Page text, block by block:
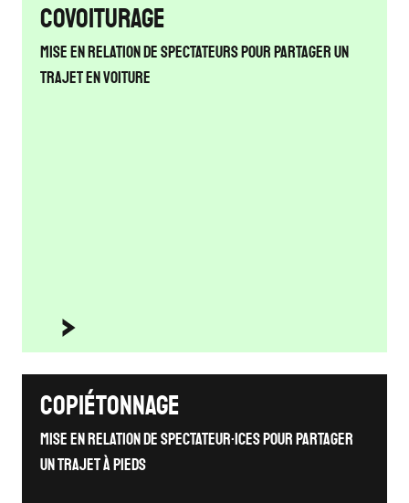
Covoiturage
Mise en relation de spectateurs pour partager un
trajet en voiture
Copiétonnage
Mise en relation de spectateur·ices pour partager
un trajet à pieds